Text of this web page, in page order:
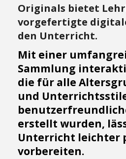
Originals bietet
vorgefertigte
den Unterricht.
Mit einer
Sammlung
die für alle
und
erstellt wurden,
Unterricht leichter
vorbereiten.